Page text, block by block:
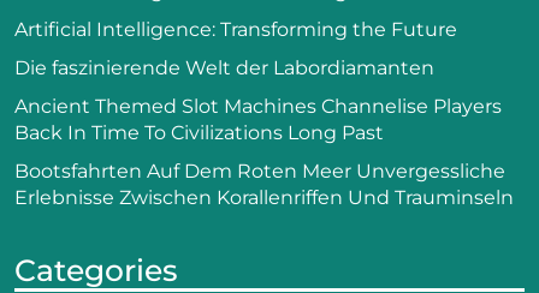
Artificial Intelligence: Transforming the Future
Die faszinierende Welt der Labordiamanten
Ancient Themed Slot Machines Channelise Players
Back In Time To Civilizations Long Past
Bootsfahrten Auf Dem Roten Meer Unvergessliche
Erlebnisse Zwischen Korallenriffen Und Trauminseln
Categories